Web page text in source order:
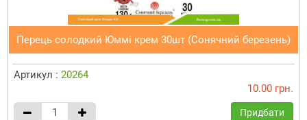
Перець солодкий Юммі крем 30шт (Сонячний березень)
Артикул : 20264
10.00 грн.
Придбати